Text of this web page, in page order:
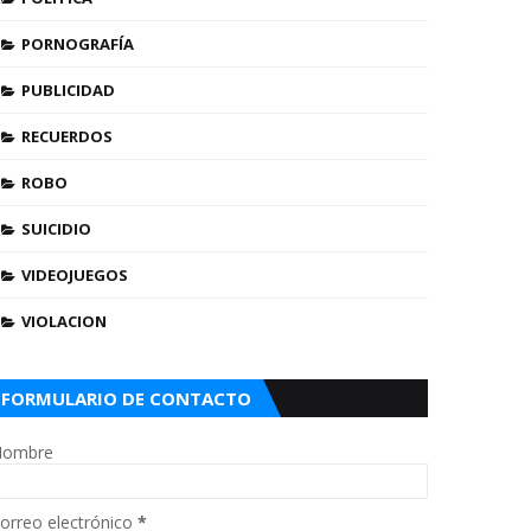
PORNOGRAFÍA
PUBLICIDAD
RECUERDOS
ROBO
SUICIDIO
VIDEOJUEGOS
VIOLACION
FORMULARIO DE CONTACTO
electrónico *